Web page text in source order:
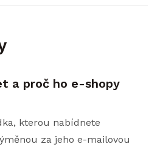
a proč ho e-shopy
kterou nabídnete
za jeho e-mailovou